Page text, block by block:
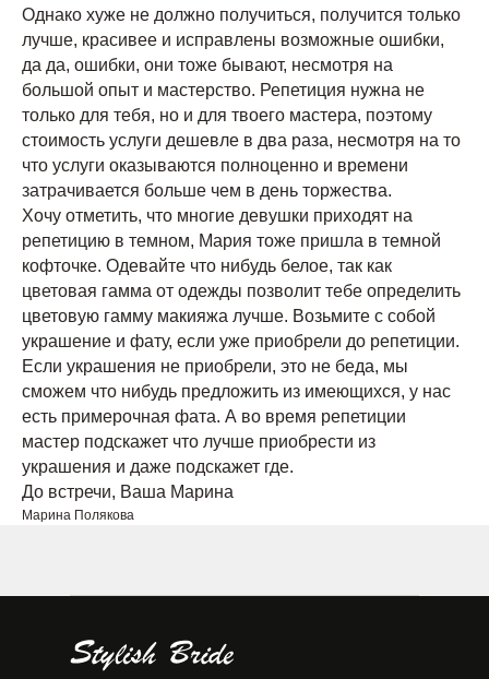
Однако хуже не должно получиться, получится только
лучше, красивее и исправлены возможные ошибки,
да да, ошибки, они тоже бывают, несмотря на
большой опыт и мастерство. Репетиция нужна не
только для тебя, но и для твоего мастера, поэтому
стоимость услуги дешевле в два раза, несмотря на то
что услуги оказываются полноценно и времени
затрачивается больше чем в день торжества.
Хочу отметить, что многие девушки приходят на
репетицию в темном, Мария тоже пришла в темной
кофточке. Одевайте что нибудь белое, так как
цветовая гамма от одежды позволит тебе определить
цветовую гамму макияжа лучше. Возьмите с собой
украшение и фату, если уже приобрели до репетиции.
Если украшения не приобрели, это не беда, мы
сможем что нибудь предложить из имеющихся, у нас
есть примерочная фата. А во время репетиции
мастер подскажет что лучше приобрести из
украшения и даже подскажет где.
До встречи, Ваша Марина
Марина Полякова